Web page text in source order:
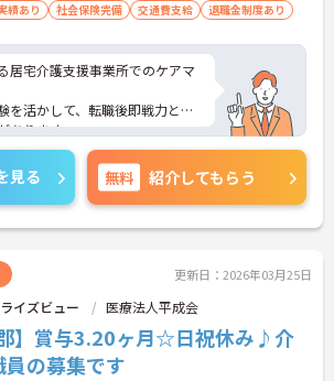
績あり
社会保険完備 交通費支給 退職金制度あり
居宅介護支援事業所でのケアマ
を活かして、転職後即戦力とし
あります。
ますので、プライベートも充実
両立しやすいのもおすすめでき
す。
などの待遇が一通り整ってお
中で働きたい方にピッタリで
にくわえて、マイカー通勤も可
♪
非一度マイナビまでお問合せ下
お伝えします。
見る 無料 紹介してもらう
更新日：2026年03月25日
イズビュー 医療法人平成会
郡】賞与3.20ヶ月☆日祝休み♪介
の募集です